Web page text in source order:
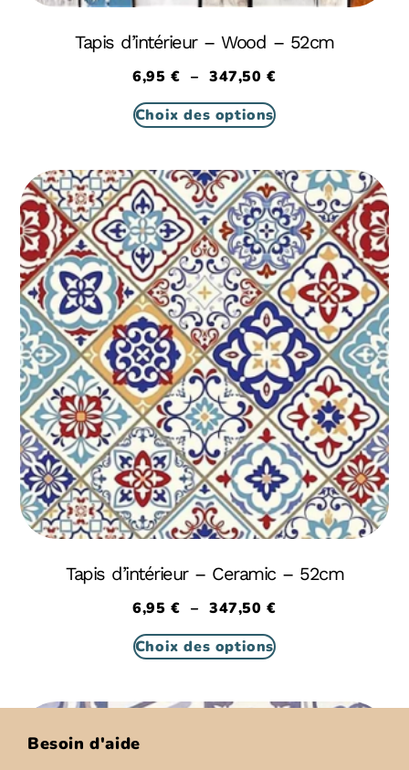
Tapis d’intérieur – Wood – 52cm
6,95€ – 347,50€
Choix des options
Tapis d’intérieur – Ceramic – 52cm
6,95€ – 347,50€
Choix des options
Besoin d'aide